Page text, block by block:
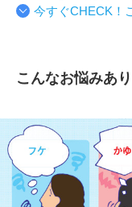
今すぐCHECK！
こんなお悩みあ